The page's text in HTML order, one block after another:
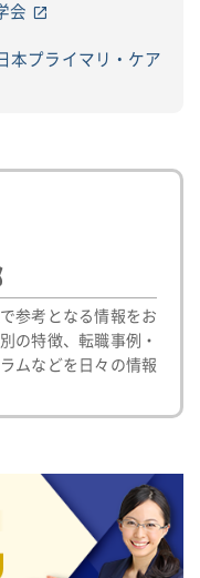
会
本プライマリ・ケア
参考となる情報をお
の特徴、転職事例・
ムなどを日々の情報